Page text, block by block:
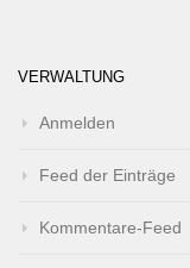
VERWALTUNG
Anmelden
Feed der Einträge
Kommentare-Feed